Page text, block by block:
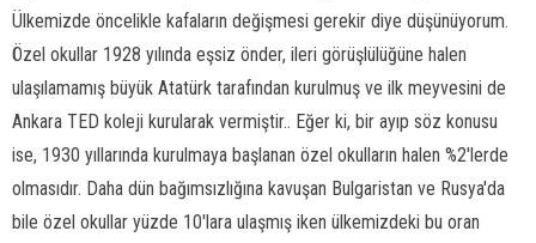
Ülkemizde öncelikle kafaların değişmesi gerekir diye düşünüyorum.
Özel okullar 1928 yılında eşsiz önder, ileri görüşlülüğüne halen
ulaşılamamış büyük Atatürk tarafından kurulmuş ve ilk meyvesini de
Ankara TED koleji kurularak vermiştir.. Eğer ki, bir ayıp söz konusu
ise, 1930 yıllarında kurulmaya başlanan özel okulların halen %2'lerde
olmasıdır. Daha dün bağımsızlığına kavuşan Bulgaristan ve Rusya'da
bile özel okullar yüzde 10'lara ulaşmış iken ülkemizdeki bu oran